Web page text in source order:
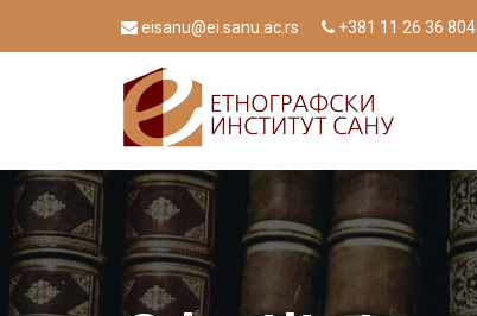
eisanu@ei.sanu.ac.rs +381 11 26 36 804